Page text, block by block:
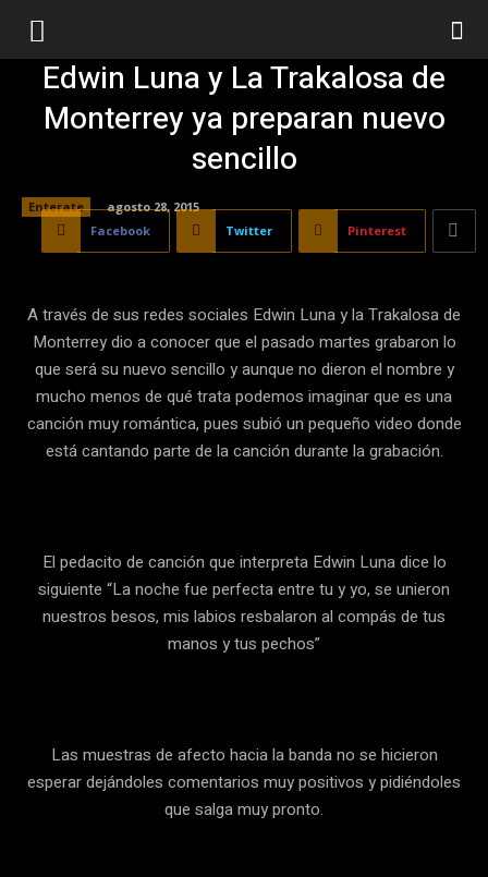
Edwin Luna y La Trakalosa de
Monterrey ya preparan nuevo
sencillo
Enterate
agosto 28, 2015
Facebook
Twitter Pinterest
A través de sus redes sociales Edwin Luna y la Trakalosa de
Monterrey dio a conocer que el pasado martes grabaron lo
que será su nuevo sencillo y aunque no dieron el nombre y
mucho menos de qué trata podemos imaginar que es una
canción muy romántica, pues subió un pequeño video donde
está cantando parte de la canción durante la grabación.
El pedacito de canción que interpreta Edwin Luna dice lo
siguiente “La noche fue perfecta entre tu y yo, se unieron
nuestros besos, mis labios resbalaron al compás de tus
manos y tus pechos”
Las muestras de afecto hacia la banda no se hicieron
esperar dejándoles comentarios muy positivos y pidiéndoles
que salga muy pronto.